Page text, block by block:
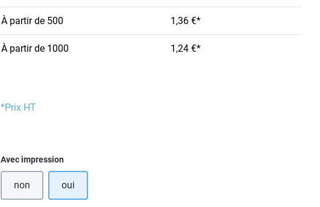
À partir de 500 1,36 €*
À partir de 1000 1,24 €*
*Prix HT
Sélectionnez
Avec impression
non oui